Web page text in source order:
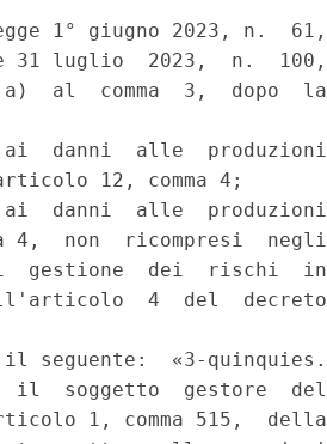
1° giugno 2023, n.  61,
31 luglio  2023,  n.  100,
al  comma  3,  dopo  la
danni  alle  produzioni
12, comma 4;
danni  alle  produzioni
4,  non  ricompresi  negli
gestione  dei  rischi  in
4  del  decreto
seguente:  «3-quinquies.
soggetto  gestore  del
1, comma 515,  della